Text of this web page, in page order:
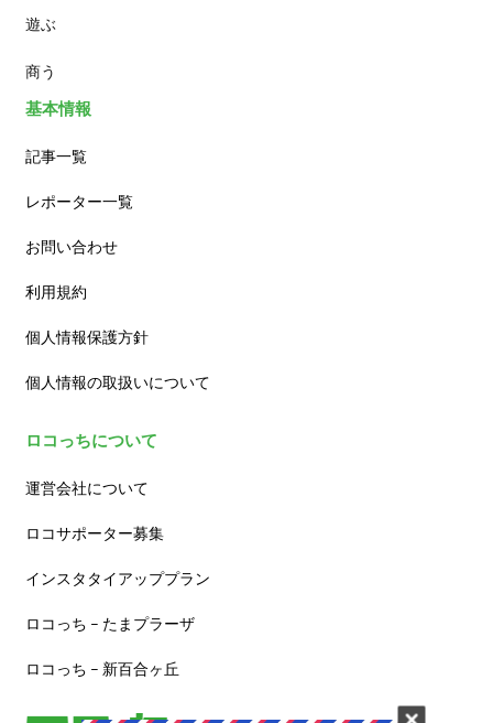
カフェ
遊ぶ
商う
基本情報
記事一覧
レポーター一覧
お問い合わせ
利用規約
個人情報保護方針
個人情報の取扱いについて
ロコっちについて
運営会社について
ロコサポーター募集
インスタタイアッププラン
ロコっち – たまプラーザ
ロコっち – 新百合ヶ丘